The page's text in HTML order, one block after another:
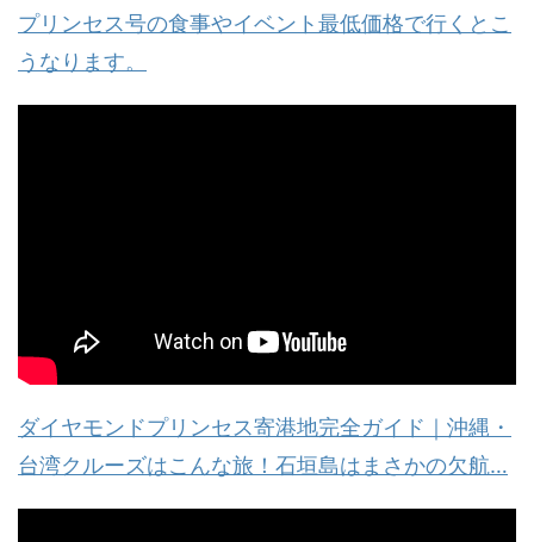
プリンセス号の食事やイベント最低価格で行くとこ
うなります。
ダイヤモンドプリンセス寄港地完全ガイド｜沖縄・
台湾クルーズはこんな旅！石垣島はまさかの欠航…